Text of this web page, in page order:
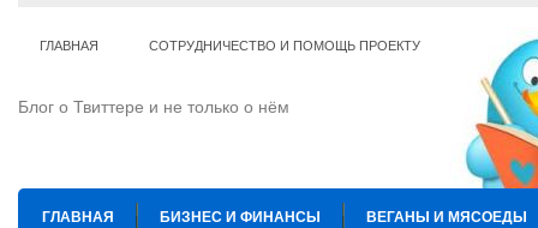
ГЛАВНАЯ СОТРУДНИЧЕСТВО И ПОМОЩЬ ПРОЕКТУ
Блог о Твиттере и не только о нём
ГЛАВНАЯ БИЗНЕС И ФИНАНСЫ ВЕГАНЫ И МЯСОЕДЫ